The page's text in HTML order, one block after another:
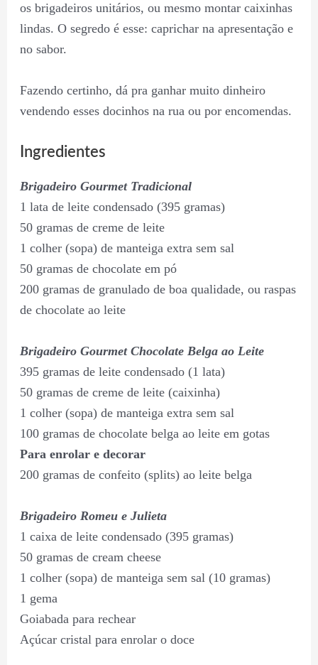
os brigadeiros unitários, ou mesmo montar caixinhas
lindas. O segredo é esse: caprichar na apresentação e
no sabor.
Fazendo certinho, dá pra ganhar muito dinheiro
vendendo esses docinhos na rua ou por encomendas.
Ingredientes
Brigadeiro Gourmet Tradicional
1 lata de leite condensado (395 gramas)
50 gramas de creme de leite
1 colher (sopa) de manteiga extra sem sal
50 gramas de chocolate em pó
200 gramas de granulado de boa qualidade, ou raspas
de chocolate ao leite
Brigadeiro Gourmet Chocolate Belga ao Leite
395 gramas de leite condensado (1 lata)
50 gramas de creme de leite (caixinha)
1 colher (sopa) de manteiga extra sem sal
100 gramas de chocolate belga ao leite em gotas
Para enrolar e decorar
200 gramas de confeito (splits) ao leite belga
Brigadeiro Romeu e Julieta
1 caixa de leite condensado (395 gramas)
50 gramas de cream cheese
1 colher (sopa) de manteiga sem sal (10 gramas)
1 gema
Goiabada para rechear
Açúcar cristal para enrolar o doce